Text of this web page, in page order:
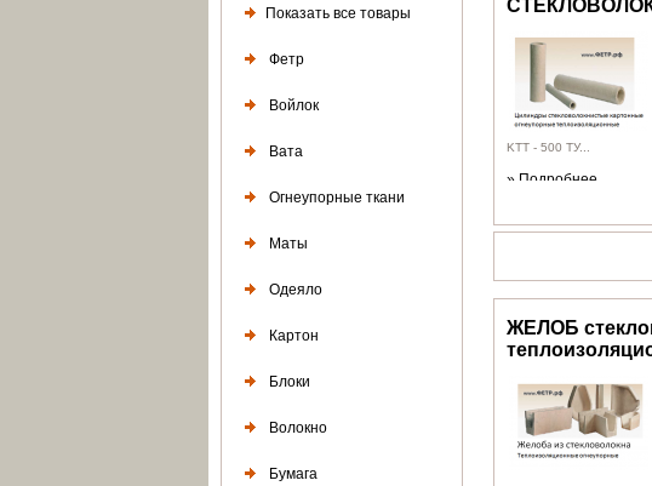
Показать все товары
Фетр
Войлок
Вата
Огнеупорные ткани
Маты
Одеяло
Картон
Блоки
Волокно
Бумага
KТТ - 500 ТУ...
» Подробнее
ЖЕЛОБ